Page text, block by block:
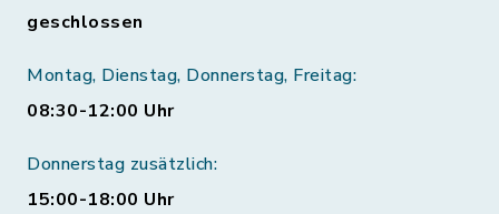
geschlossen
Montag, Dienstag, Donnerstag, Freitag:
08:30-12:00 Uhr
Donnerstag zusätzlich:
15:00-18:00 Uhr